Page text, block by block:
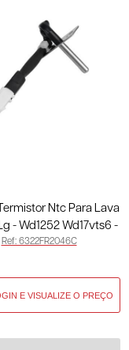
Ntc Para Lava
- Wd1252 Wd17vts6 -
6322FR2046C
Ref: 6322FR2046C